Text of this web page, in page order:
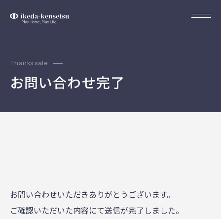
Thanks sale
お問い合わせ完了
お問い合わせいただきありがとうございます。
ご確認いただいた内容にて送信が完了しました。